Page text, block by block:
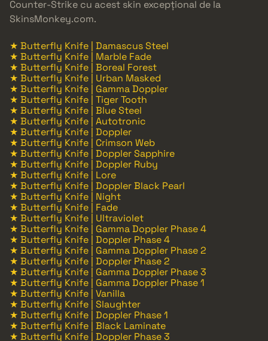
Counter-Strike cu acest skin excepțional de la
SkinsMonkey.com.
★ Butterfly Knife | Damascus Steel
★ Butterfly Knife | Marble Fade
★ Butterfly Knife | Boreal Forest
★ Butterfly Knife | Urban Masked
★ Butterfly Knife | Gamma Doppler
★ Butterfly Knife | Tiger Tooth
★ Butterfly Knife | Blue Steel
★ Butterfly Knife | Autotronic
★ Butterfly Knife | Doppler
★ Butterfly Knife | Crimson Web
★ Butterfly Knife | Doppler Sapphire
★ Butterfly Knife | Doppler Ruby
★ Butterfly Knife | Lore
★ Butterfly Knife | Doppler Black Pearl
★ Butterfly Knife | Night
★ Butterfly Knife | Fade
★ Butterfly Knife | Ultraviolet
★ Butterfly Knife | Gamma Doppler Phase 4
★ Butterfly Knife | Doppler Phase 4
★ Butterfly Knife | Gamma Doppler Phase 2
★ Butterfly Knife | Doppler Phase 2
★ Butterfly Knife | Gamma Doppler Phase 3
★ Butterfly Knife | Gamma Doppler Phase 1
★ Butterfly Knife | Vanilla
★ Butterfly Knife | Slaughter
★ Butterfly Knife | Doppler Phase 1
★ Butterfly Knife | Black Laminate
★ Butterfly Knife | Doppler Phase 3